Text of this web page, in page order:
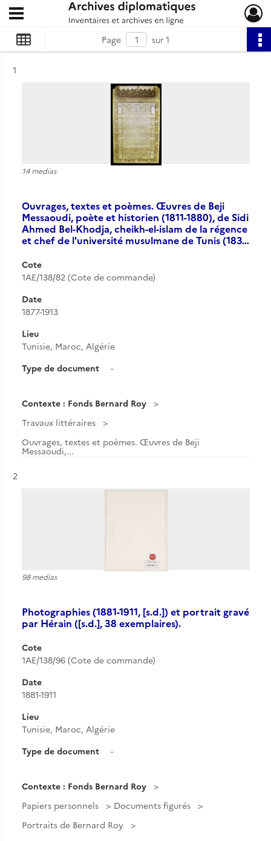
Archives diplomatiques
Ouvrir le menu déroulant
Page sur 1
Résultat n°
1
14 medias
Ouvrages, textes et poèmes. Œuvres de Beji
Messaoudi, poète et historien (1811-1880), de Sidi
Ahmed Bel-Khodja, cheikh-el-islam de la régence
et chef de l'université musulmane de Tunis (183…
Cote
1AE/138/82 (Cote de commande)
Date
1877-1913
Lieu
Tunisie, Maroc, Algérie
Type de document
-
Contexte : Fonds Bernard Roy
Travaux littéraires
Ouvrages, textes et poèmes. Œuvres de Beji
Messaoudi,...
Résultat n°
2
98 medias
Photographies (1881-1911, [s.d.]) et portrait gravé
par Hérain ([s.d.], 38 exemplaires).
Cote
1AE/138/96 (Cote de commande)
Date
1881-1911
Lieu
Tunisie, Maroc, Algérie
Type de document
-
Contexte : Fonds Bernard Roy
Papiers personnels
Documents figurés
Portraits de Bernard Roy